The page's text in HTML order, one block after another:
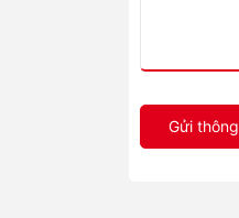
Gửi